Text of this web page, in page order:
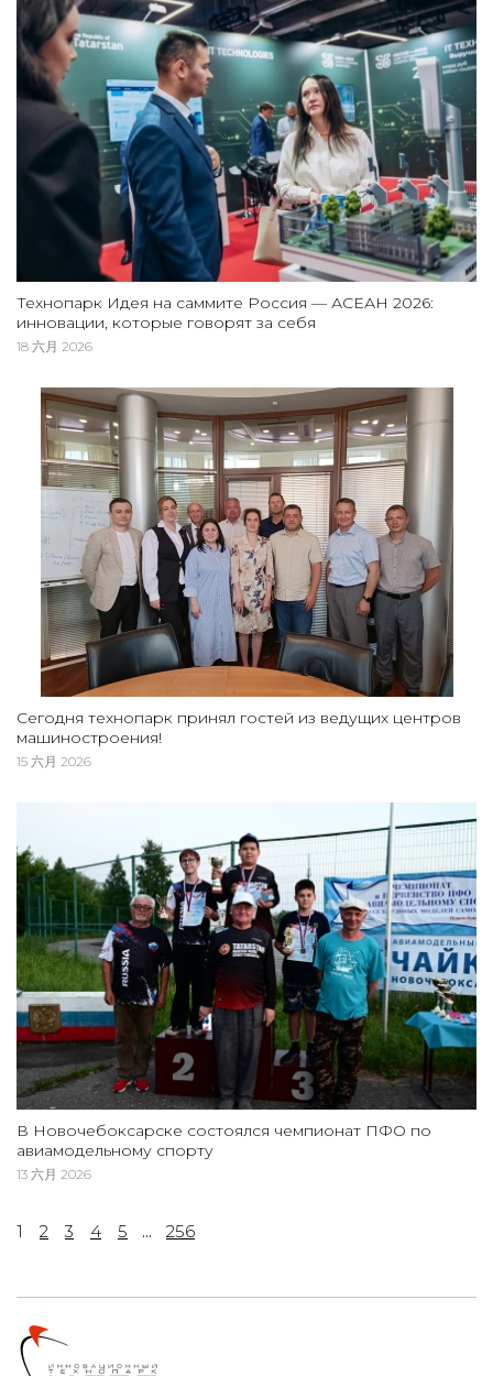
Технопарк Идея на саммите Россия — АСЕАН 2026:
инновации, которые говорят за себя
18 六月 2026
Сегодня технопарк принял гостей из ведущих центров
машиностроения!
15 六月 2026
В Новочебоксарске состоялся чемпионат ПФО по
авиамодельному спорту
13 六月 2026
1 2 3 4 5 ... 256